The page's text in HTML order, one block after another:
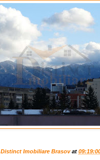
Distinct Imobiliare Brasov at